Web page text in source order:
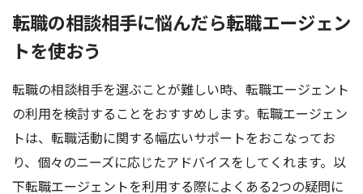
転職の相談相手に悩んだら転職エージェン
トを使おう
転職の相談相手を選ぶことが難しい時、転職エージェント
の利用を検討することをおすすめします。転職エージェン
トは、転職活動に関する幅広いサポートをおこなってお
り、個々のニーズに応じたアドバイスをしてくれます。以
下転職エージェントを利用する際によくある2つの疑問に